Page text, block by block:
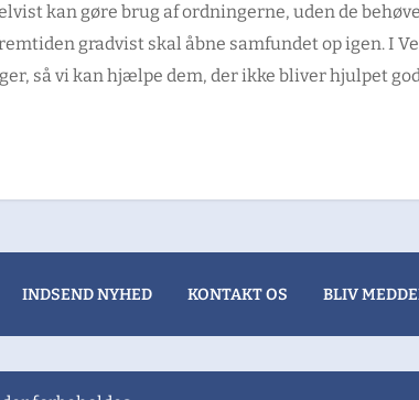
kan gøre brug af ordningerne, uden de
gradvist skal åbne samfundet op igen. I
så vi kan hjælpe dem, der ikke bliver hjulpet
INDSEND NYHED KONTAKT OS BLIV